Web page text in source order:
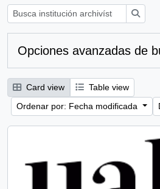
Opciones avanzadas de
Card view
Table view
Ordenar por: Fecha modificada